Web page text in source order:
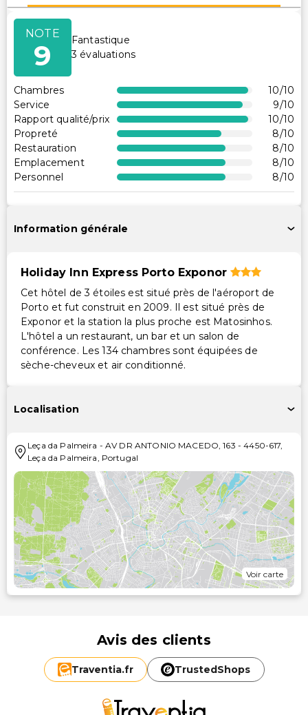
Services supplémentaires
Coffre-fort à la réception
Personnel multilingue
NOTE
9
Fantastique
3 évaluations
Chambres 10/10
Service
9/10
Rapport qualité/prix
10/10
Propreté
8/10
Restauration
8/10
Emplacement
8/10
Personnel
8/10
Information générale
Holiday Inn Express Porto Exponor
Cet hôtel de 3 étoiles est situé près de l'aéroport de
Porto et fut construit en 2009. Il est situé près de
Exponor et la station la plus proche est Matosinhos.
L'hôtel a un restaurant, un bar et un salon de
conférence. Les 134 chambres sont équipées de
sèche-cheveux et air conditionné.
Localisation
Leça da Palmeira -AV DR ANTONIO MACEDO, 163 -4450-617
Leça da Palmeira Portugal
Voir carte
Avis des clients
Traventia.fr TrustedShops